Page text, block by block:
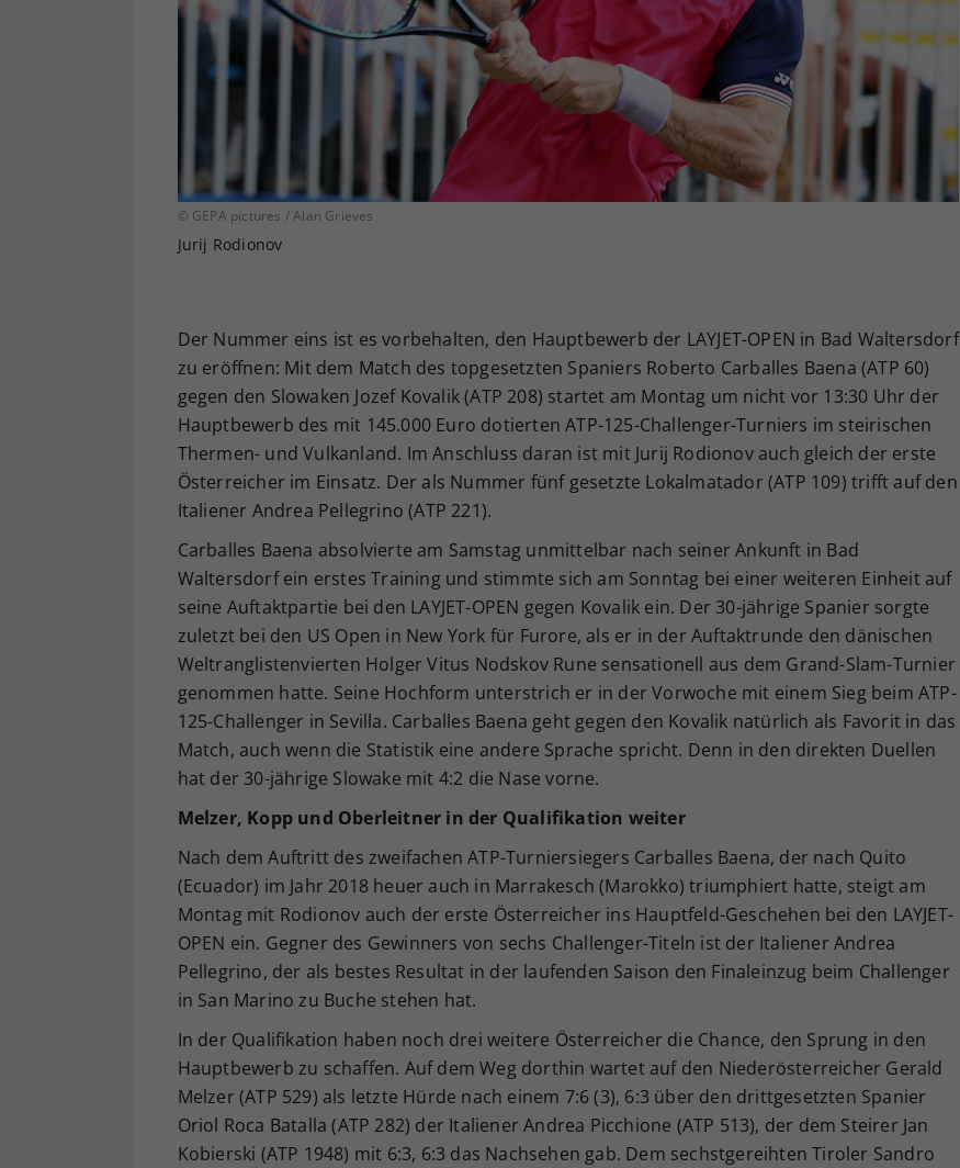
© GEPA pictures / Alan Grieves
Jurij Rodionov
Der Nummer eins ist es vorbehalten, den Hauptbewerb der LAYJET-OPEN in Bad Waltersdorf
zu eröffnen: Mit dem Match des topgesetzten Spaniers Roberto Carballes Baena (ATP 60)
gegen den Slowaken Jozef Kovalik (ATP 208) startet am Montag um nicht vor 13:30 Uhr der
Hauptbewerb des mit 145.000 Euro dotierten ATP-125-Challenger-Turniers im steirischen
Thermen- und Vulkanland. Im Anschluss daran ist mit Jurij Rodionov auch gleich der erste
Österreicher im Einsatz. Der als Nummer fünf gesetzte Lokalmatador (ATP 109) trifft auf den
Italiener Andrea Pellegrino (ATP 221).
Carballes Baena absolvierte am Samstag unmittelbar nach seiner Ankunft in Bad
Waltersdorf ein erstes Training und stimmte sich am Sonntag bei einer weiteren Einheit auf
seine Auftaktpartie bei den LAYJET-OPEN gegen Kovalik ein. Der 30-jährige Spanier sorgte
zuletzt bei den US Open in New York für Furore, als er in der Auftaktrunde den dänischen
Weltranglistenvierten Holger Vitus Nodskov Rune sensationell aus dem Grand-Slam-Turnier
genommen hatte. Seine Hochform unterstrich er in der Vorwoche mit einem Sieg beim ATP-
125-Challenger in Sevilla. Carballes Baena geht gegen den Kovalik natürlich als Favorit in das
Match, auch wenn die Statistik eine andere Sprache spricht. Denn in den direkten Duellen
hat der 30-jährige Slowake mit 4:2 die Nase vorne.
Melzer, Kopp und Oberleitner in der Qualifikation weiter
Nach dem Auftritt des zweifachen ATP-Turniersiegers Carballes Baena, der nach Quito
(Ecuador) im Jahr 2018 heuer auch in Marrakesch (Marokko) triumphiert hatte, steigt am
Montag mit Rodionov auch der erste Österreicher ins Hauptfeld-Geschehen bei den LAYJET-
OPEN ein. Gegner des Gewinners von sechs Challenger-Titeln ist der Italiener Andrea
Pellegrino, der als bestes Resultat in der laufenden Saison den Finaleinzug beim Challenger
in San Marino zu Buche stehen hat.
In der Qualifikation haben noch drei weitere Österreicher die Chance, den Sprung in den
Hauptbewerb zu schaffen. Auf dem Weg dorthin wartet auf den Niederösterreicher Gerald
Melzer (ATP 529) als letzte Hürde nach einem 7:6 (3), 6:3 über den drittgesetzten Spanier
Oriol Roca Batalla (ATP 282) der Italiener Andrea Picchione (ATP 513), der dem Steirer Jan
Kobierski (ATP 1948) mit 6:3, 6:3 das Nachsehen gab. Dem sechstgereihten Tiroler Sandro
Ihrer vorgenommen Einstellungen, falls der
Webseiten-Betreiber dies eingestellt hat.